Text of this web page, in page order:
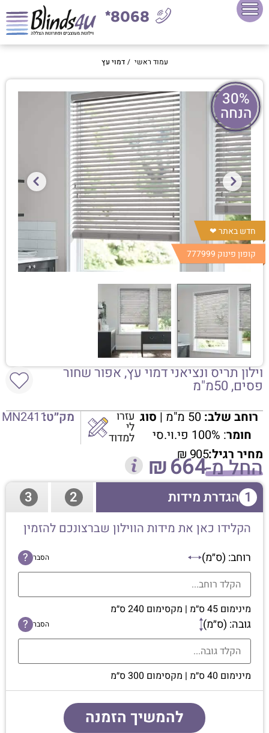
8068*
עמוד ראשי / דמוי עץ
30%
הנחה
חדש באתר ❤︎
קופון פינוק 777999
וילון תריס ונציאני דמוי עץ, אפור שחור
פסים, 50מ"מ
רוחב שלב:50 מ"מ |
סוג
חומר: 100% פי.וי.סי
עזרו
לי
למדוד
מק״ט:MN2411
מחיר רגיל: ₪905החל מ- ₪664
1 הגדרת מידות 2
3
הקלידו כאן את מידות הווילון שברצונכם להזמין
רוחב: (ס״מ) הסבר ?
מינימום 45 ס״מ | מקסימום 240 ס״מ
גובה: (ס״מ) הסבר ?
מינימום 40 ס״מ | מקסימום 300 ס״מ
להמשיך הזמנה